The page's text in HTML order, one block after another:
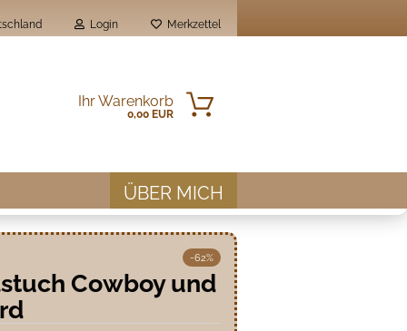
Login Merkzettel
Ihr Warenkorb
0,00 EUR
ÜBER MICH
-62%
Cowboy und